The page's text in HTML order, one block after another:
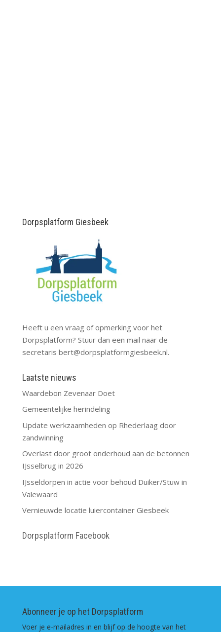
Dorpsplatform Giesbeek
Heeft u een vraag of opmerking voor het
Dorpsplatform? Stuur dan een mail naar de
secretaris bert@dorpsplatformgiesbeek.nl.
Laatste nieuws
Waardebon Zevenaar Doet
Gemeentelijke herindeling
Update werkzaamheden op Rhederlaag door
zandwinning
Overlast door groot onderhoud aan de betonnen
IJsselbrug in 2026
IJsseldorpen in actie voor behoud Duiker/Stuw in
Valewaard
Vernieuwde locatie luiercontainer Giesbeek
Dorpsplatform Facebook
Abonneer je op het Dorpsplatform
Voer je e-mailadres in en blijf op de hoogte van het